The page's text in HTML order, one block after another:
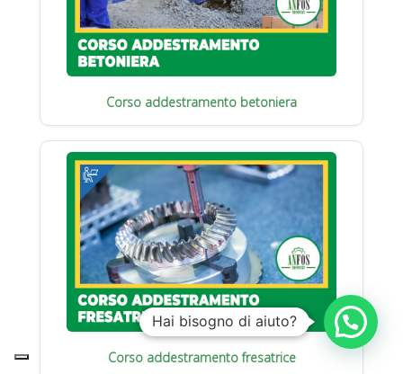
Corso addestramento betoniera
Corso addestramento fresatrice
Hai bisogno di aiuto?